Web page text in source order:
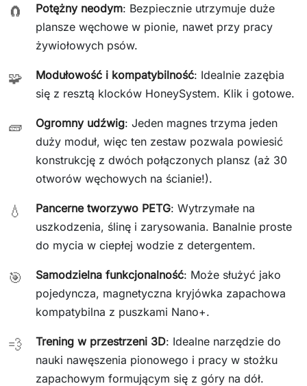
🧲 Potężny neodym: Bezpiecznie utrzymuje duże
plansze węchowe w pionie, nawet przy pracy
żywiołowych psów.
🧩 Modułowość i kompatybilność: Idealnie zazębia
się z resztą klocków HoneySystem. Klik i gotowe.
🧱 Ogromny udźwig: Jeden magnes trzyma jeden
duży moduł, więc ten zestaw pozwala powiesić
konstrukcję z dwóch połączonych plansz (aż 30
otworów węchowych na ścianie!).
💧 Pancerne tworzywo PETG: Wytrzymałe na
uszkodzenia, ślinę i zarysowania. Banalnie proste
do mycia w ciepłej wodzie z detergentem.
🎯 Samodzielna funkcjonalność: Może służyć jako
pojedyncza, magnetyczna kryjówka zapachowa
kompatybilna z puszkami Nano+.
💨 Trening w przestrzeni 3D: Idealne narzędzie do
nauki nawęszenia pionowego i pracy w stożku
zapachowym formującym się z góry na dół.